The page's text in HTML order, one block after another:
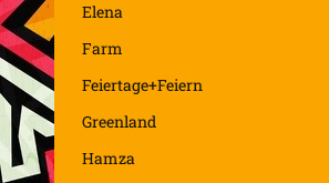
Elena
Farm
Feiertage+Feiern
Greenland
Hamza